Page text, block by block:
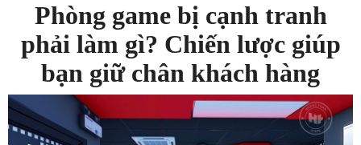
Phòng game bị cạnh tranh
phải làm gì? Chiến lược giúp
bạn giữ chân khách hàng